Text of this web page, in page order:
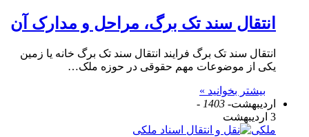
انتقال سند تک برگ، مراحل و مدارک آن
انتقال سند تک برگ فرایند انتقال سند تک برگ خانه یا زمین
یکی از موضوعات مهم حقوقی در حوزه ملک…
بیشتر بخوانید »
اردیبهشت- 1403 -
3 اردیبهشت
ملکی